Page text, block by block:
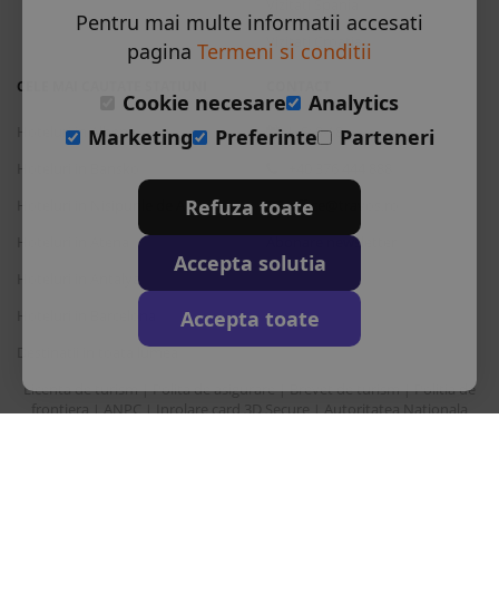
Vizitati Croatia
CELE MAI CAUTATE STATIUNI
Hoteluri in Albena
Hoteluri in Nisipurile de Aur
Hoteluri in Antalya
Destinatii in toata lumea
L-S: 9-18
office@travos.ro
Abonare newsletter
Licenta de turism|Polita de asigurare|Brevet de turism|Politia de
frontiera|ANPC|Inrolare card 3D Secure|Autoritatea Nationala
Pentru mai multe informatii accesati
pagina Termeni si conditii
Cookie necesare
Analytics
Marketing
Preferinte Parteneri
Refuza toate
Accepta solutia
Accepta toate